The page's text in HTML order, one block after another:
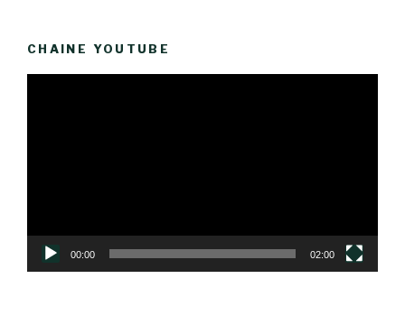
CHAINE YOUTUBE
00:00 02:00